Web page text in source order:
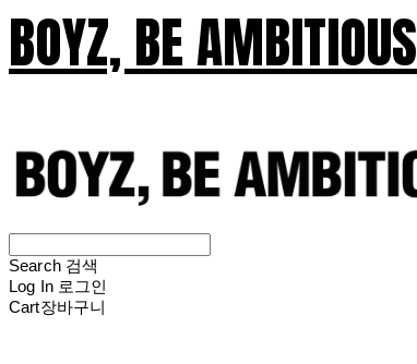
BOYZ, BE AMBITIOUS
Search 검색
Log In 로그인
Cart장바구니